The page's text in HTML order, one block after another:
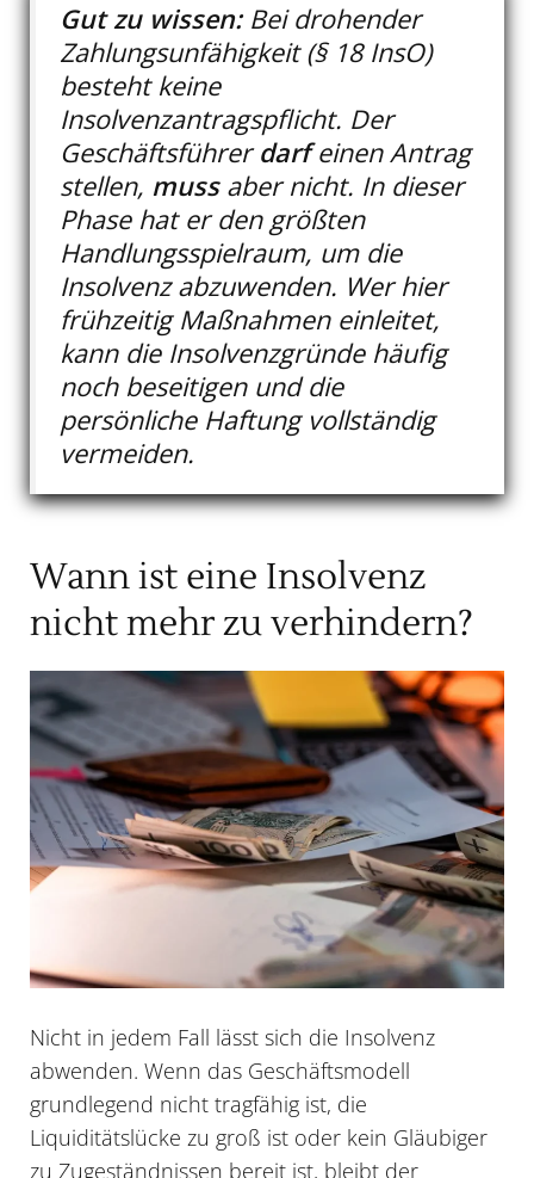
Gut zu wissen:Bei drohender
Zahlungsunfähigkeit (§ 18 InsO)
besteht keine
Insolvenzantragspflicht. Der
Geschäftsführerdarfeinen Antrag
stellen, mussaber nicht. In dieser
Phase hat er den größten
Handlungsspielraum, um die
Insolvenz abzuwenden. Wer hier
frühzeitig Maßnahmen einleitet,
kann die Insolvenzgründe häufig
noch beseitigen und die
persönliche Haftung vollständig
vermeiden.
Wann ist eine Insolvenz
nicht mehr zu verhindern?
Nicht in jedem Fall lässt sich die Insolvenz
abwenden. Wenn das Geschäftsmodell
grundlegend nicht tragfähig ist, die
Liquiditätslücke zu groß ist oder kein Gläubiger
zu Zugeständnissen bereit ist, bleibt der